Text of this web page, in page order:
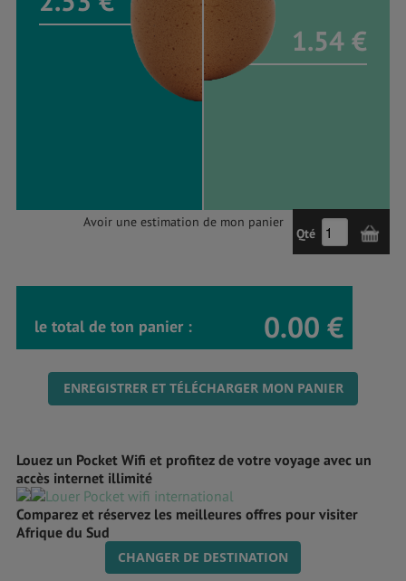
1.54 €
Avoir une estimation de mon panier
Qté
le total de ton panier : 0.00 €
ENREGISTRER ET TÉLÉCHARGER MON PANIER
Louez un Pocket Wifi et profitez de votre voyage avec un
accès internet illimité
Comparez et réservez les meilleures offres pour visiter
Afrique du Sud
CHANGER DE DESTINATION